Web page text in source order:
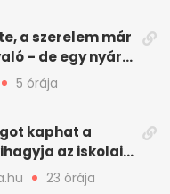
a szerelem már
– de egy nyári
5 órája
kaphat a
az iskolai
23 órája